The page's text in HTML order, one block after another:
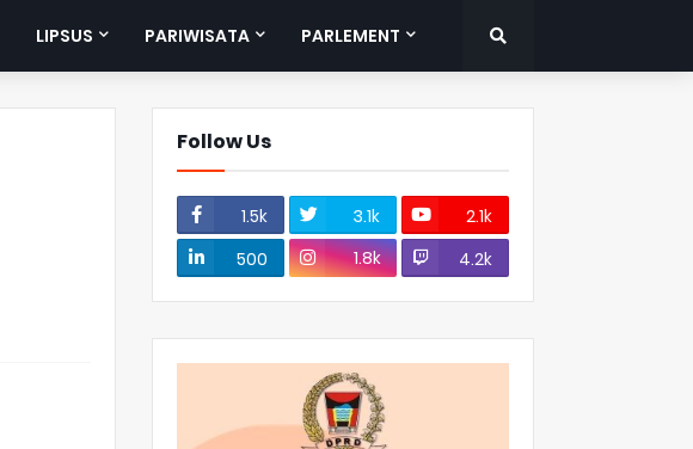
LIPSUS PARIWISATA PARLEMENT
Follow Us
1.5k 3.1k
2.1k
500
1.8k 4.2k